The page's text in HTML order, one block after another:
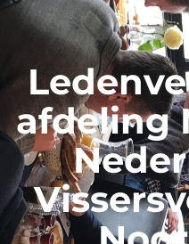
afdeling